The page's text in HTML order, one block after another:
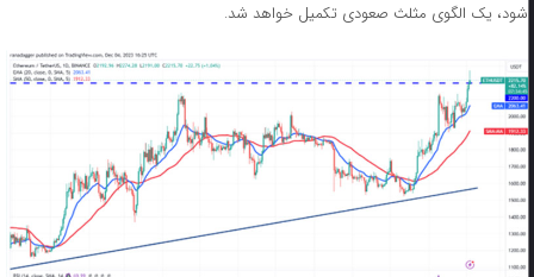
شود، یک الگوی مثلث صعودی تکمیل خواهد شد.